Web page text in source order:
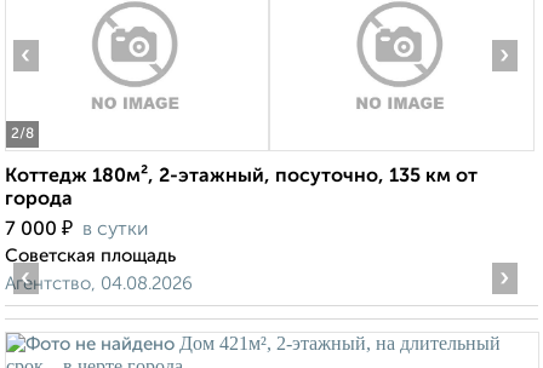
2/8
‹ ›
Коттедж 180м², 2-этажный, посуточно, 135 км от
города
7 000 ₽ в сутки
Советская площадь
Агентство, 04.08.2026
‹ ›